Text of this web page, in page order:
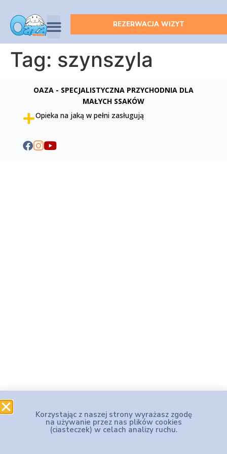
REZERWACJA WIZYT
Tag: szynszyla
OAZA - SPECJALISTYCZNA PRZYCHODNIA DLA
MAŁYCH SSAKÓW
Opieka na jaką w pełni zasługują
Korzystając z naszej strony wyrażasz zgodę
na używanie przez nas plików cookies
(ciasteczek) w celach analizy ruchu.